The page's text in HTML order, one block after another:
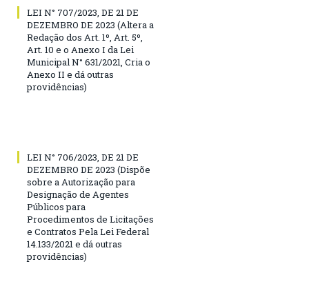
LEI N° 707/2023, DE 21 DE
DEZEMBRO DE 2023 (Altera a
Redação dos Art. 1º, Art. 5º,
Art. 10 e o Anexo I da Lei
Municipal N° 631/2021, Cria o
Anexo II e dá outras
providências)
LEI N° 706/2023, DE 21 DE
DEZEMBRO DE 2023 (Dispõe
sobre a Autorização para
Designação de Agentes
Públicos para
Procedimentos de Licitações
e Contratos Pela Lei Federal
14.133/2021 e dá outras
providências)